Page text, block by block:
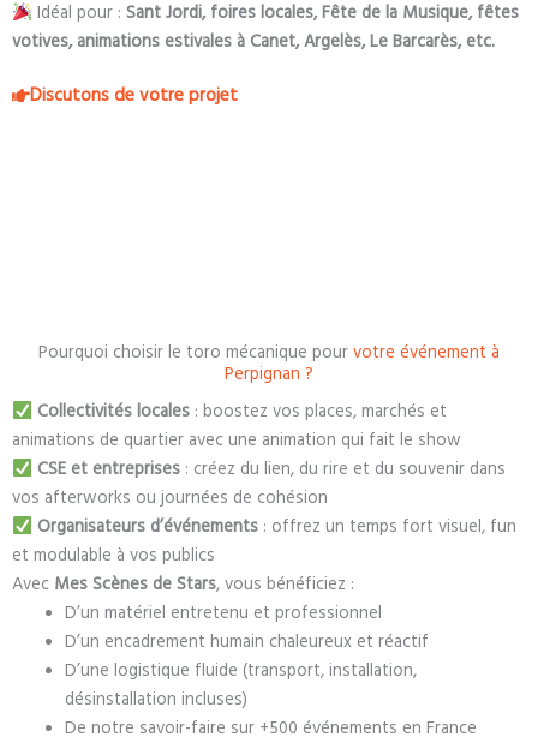
Idéal pour : Sant Jordi, foires locales, Fête de la Musique, fêtes
votives, animations estivales à Canet, Argelès, Le Barcarès, etc.
Discutons de votre projet
Pourquoi choisir le toro mécanique pour votre événement à
Perpignan ?
Collectivités locales: boostez vos places, marchés et
animations de quartier avec une animation qui fait le show
CSE et entreprises: créez du lien, du rire et du souvenir dans
vos afterworks ou journées de cohésion
Organisateurs d’événements: offrez un temps fort visuel, fun
et modulable à vos publics
Avec Mes Scènes de Stars, vous bénéficiez :
D’un matériel entretenu et professionnel
D’un encadrement humain chaleureux et réactif
D’une logistique fluide (transport, installation,
désinstallation incluses)
De notre savoir-faire sur +500 événements en France